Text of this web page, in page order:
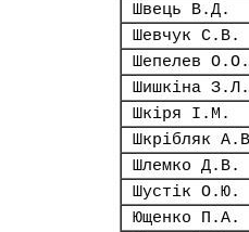
Швець В.Д.
Шевчук С.В.
Шепелев О.О.
Шишкіна З.Л.
Шкіря І.М.
Шкрібляк
Шлемко Д.В.
Шустік О.Ю.
Ющенко П.А.